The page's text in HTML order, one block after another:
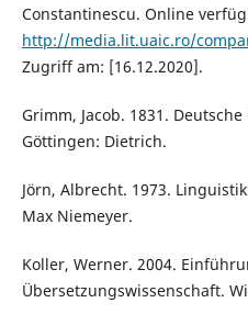
Constantinescu. Online
http://media.lit.uaic.ro/
Zugriff am: [16.12.2020].
Grimm, Jacob. 1831.
Göttingen: Dietrich.
Jörn, Albrecht. 1973.
Max Niemeyer.
Koller, Werner. 2004.
Übersetzungswissenschaft.